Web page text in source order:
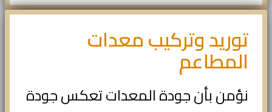
توريد وتركيب معدات
المطاعم
نؤمن بأن جودة المعدات تعكس جودة